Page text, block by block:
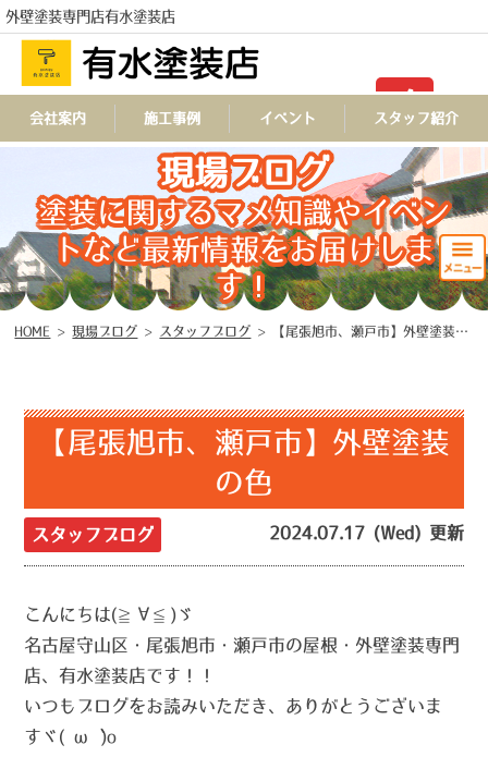
外壁塗装専門店有水塗装店
TEL
会社案内 施工事例 イベント スタッフ紹介
現場ブログ
塗装に関するマメ知識やイベン
トなど最新情報をお届けしま
す！
HOME >現場ブログ > スタッフブログ > 【尾張旭市、瀬戸市】外壁塗装の色
【尾張旭市、瀬戸市】外壁塗装
の色
スタッフブログ 2024.07.17 (Wed) 更新
こんにちは(≧∀≦)ゞ
名古屋守山区・尾張旭市・瀬戸市の屋根・外壁塗装専門
店、有水塗装店です！！
いつもブログをお読みいただき、ありがとうございま
すヾ(•ω•`)o